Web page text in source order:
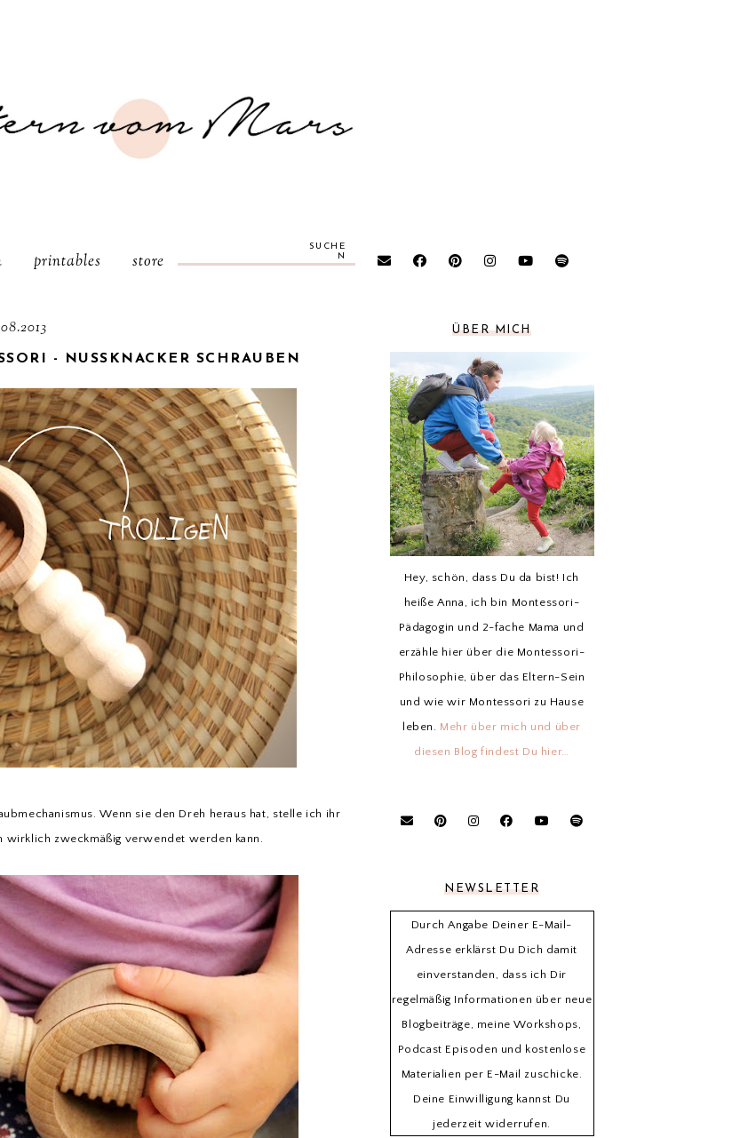
printables store
SUCHE
N
- NUSSKNACKER SCHRAUBEN
Wenn sie den Dreh heraus hat, stelle ich ihr
wirklich zweckmäßig verwendet werden kann.
ÜBER MICH
Hey, schön, dass Du da bist! Ich
heiße Anna, ich bin Montessori-
Pädagogin und 2-fache Mama und
erzähle hier über die Montessori-
Philosophie, über das Eltern-Sein
und wie wir Montessori zu Hause
leben. Mehr über mich und über
diesen Blog findest Du hier…
NEWSLETTER
Durch Angabe Deiner E-Mail-
Adresse erklärst Du Dich damit
einverstanden, dass ich Dir
regelmäßig Informationen über neue
Blogbeiträge, meine Workshops,
Podcast Episoden und kostenlose
Materialien per E-Mail zuschicke.
Deine Einwilligung kannst Du
jederzeit widerrufen.